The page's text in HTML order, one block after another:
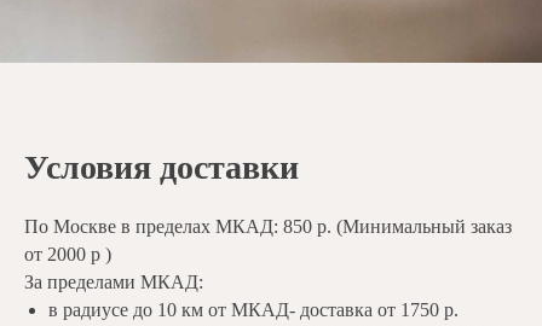
Условия доставки
По Москве в пределах МКАД: 850 р. (Минимальный заказ
от 2000 р )
За пределами МКАД:
в радиусе до 10 км от МКАД- доставка от 1750 р.